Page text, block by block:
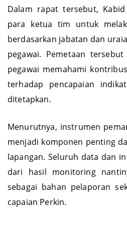
Dalam rapat tersebut,
para ketua tim untuk
berdasarkan jabatan dan
pegawai. Pemetaan
pegawai memahami
terhadap pencapaian
ditetapkan.
Menurutnya, instrumen
menjadi komponen penting
lapangan. Seluruh data dan
dari hasil monitoring
sebagai bahan pelaporan
capaian Perkin.